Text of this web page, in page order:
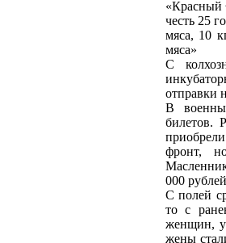
«Красный
честь 25
мяса, 10
мяса»
С
отправки
В
билетов.
фронт,
000
С полей
то с
женщин, у
жены